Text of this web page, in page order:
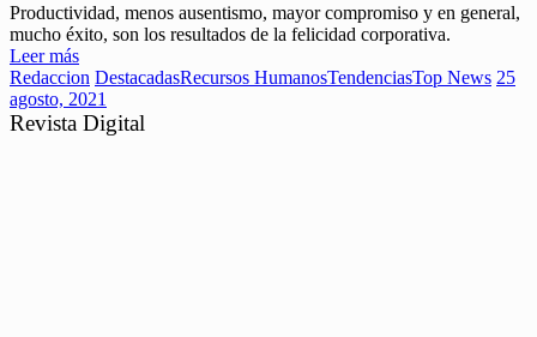
Productividad, menos ausentismo, mayor compromiso y en general,
mucho éxito, son los resultados de la felicidad corporativa.
Leer más
Redaccion DestacadasRecursos HumanosTendenciasTop News 25
agosto, 2021
Revista Digital